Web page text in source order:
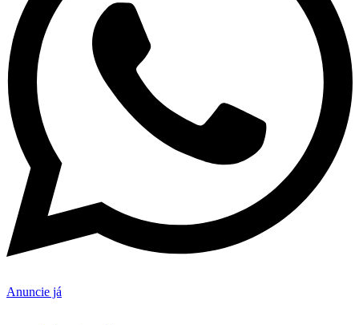
Anuncie já